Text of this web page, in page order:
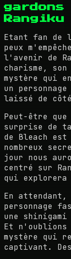
Etant fan de
peux
l'avenir de
charisme,
mystère qui
un
laissé de
Peut-être que
surprise de
de Bleach
nombreux
jour nous
centré sur
qui
En
personnage
une
Et
mystère qui
captivant.